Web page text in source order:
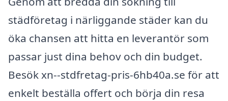
städföretag i närliggande städer kan du
öka chansen att hitta en leverantör som
passar just dina behov och din budget.
Besök xn--stdfretag-pris-6hb40a.se för att
enkelt beställa offert och börja din resa